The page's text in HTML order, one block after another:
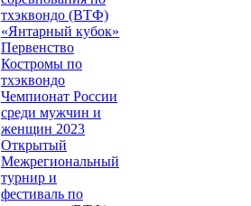
тхэквондо (ВТФ)
«Янтарный кубок»
Первенство
Костромы по
тхэквондо
Чемпионат России
среди мужчин и
женщин 2023
Открытый
Межрегиональный
турнир и
фестиваль по